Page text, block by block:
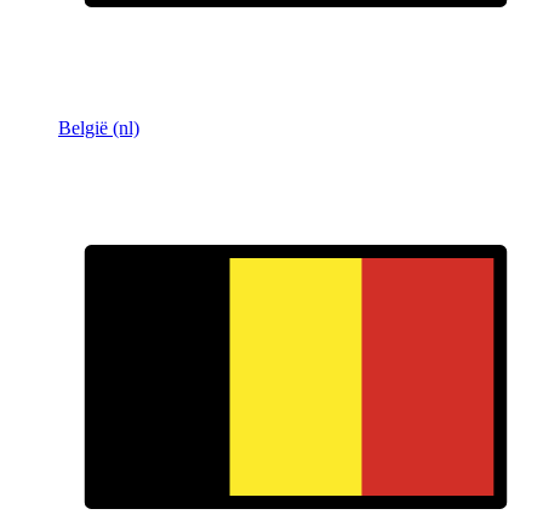
België (nl)